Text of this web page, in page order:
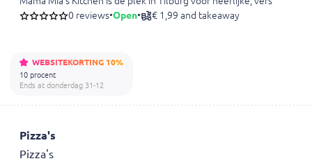
0 reviews•Open• € 1,99 and takeaway
WEBSITEKORTING 10%
10 procent
Ends at donderdag 31-12
Pizza's
Pizza's